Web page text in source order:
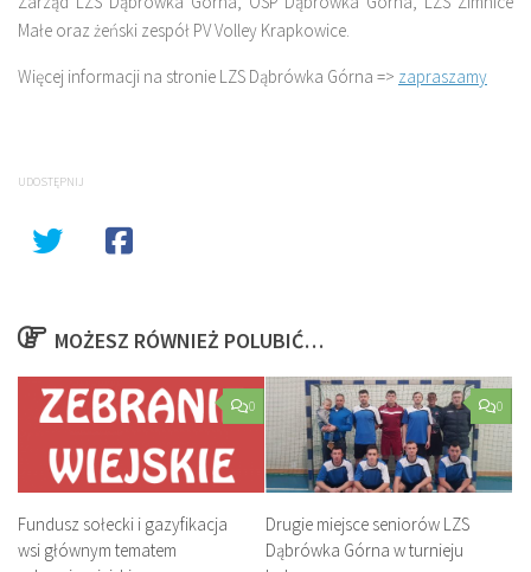
Małe oraz żeński zespół PV Volley Krapkowice.
Więcej informacji na stronie LZS Dąbrówka Górna => zapraszamy
UDOSTĘPNIJ
MOŻESZ RÓWNIEŻ POLUBIĆ…
0
Fundusz sołecki i gazyfikacja
wsi głównym tematem
0
Drugie miejsce seniorów LZS
Dąbrówka Górna w turnieju